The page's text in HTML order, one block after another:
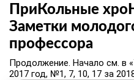
ПриКольные
Заметки
профессора
​Продолжение. Начало см. в
2017 год, №1, 7, 10, 17 за